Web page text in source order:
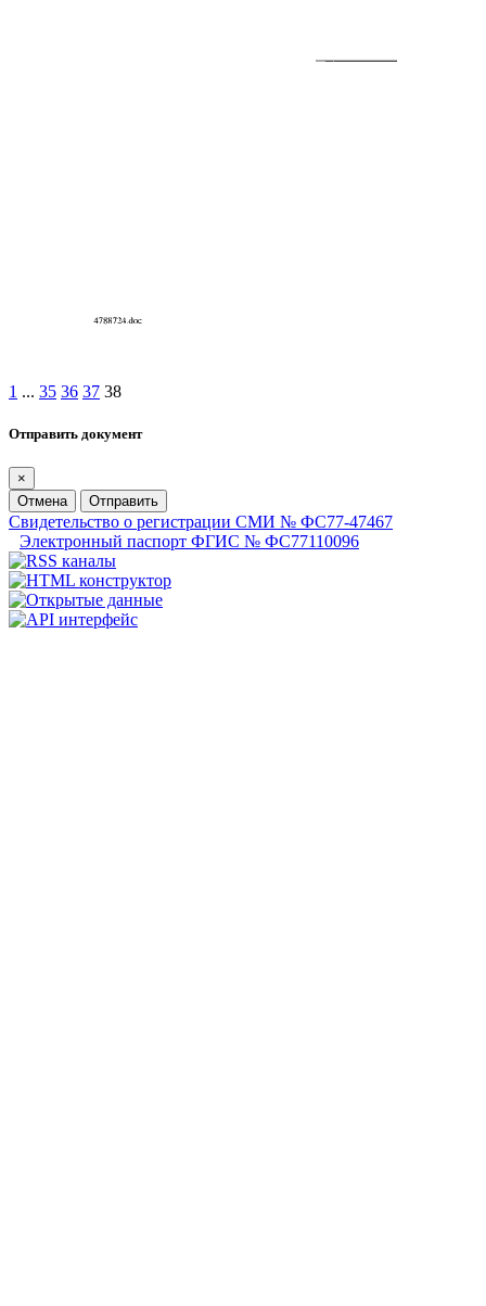
1 ... 35 36 37 38
Отправить документ
×
Отмена
Отправить
Свидетельство о регистрации СМИ № ФС77-47467
Электронный паспорт ФГИС № ФС77110096